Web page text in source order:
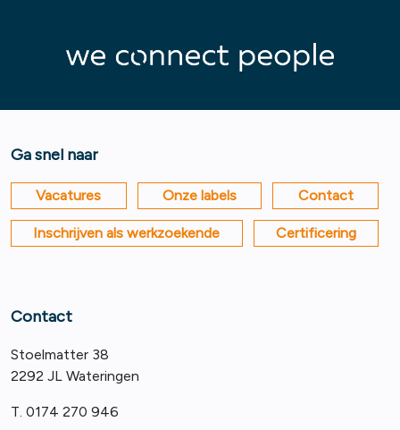
Ga snel naar
Vacatures Onze labels Contact
Inschrijven als werkzoekende Certificering
Contact
Stoelmatter 38
2292 JL Wateringen
T. 0174 270 946